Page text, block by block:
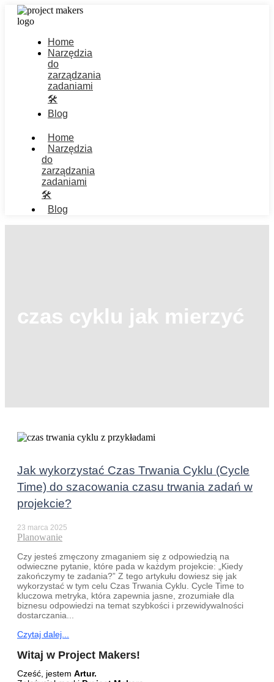
Home
Narzędzia
do
zarządzania
zadaniami
🛠️
Blog
Home
Narzędzia
do
zarządzania
zadaniami
🛠️
Blog
czas cyklu jak mierzyć
Jak wykorzystać Czas Trwania Cyklu (Cycle
Time) do szacowania czasu trwania zadań w
projekcie?
23 marca 2025
Planowanie
Czy jesteś zmęczony zmaganiem się z odpowiedzią na
odwieczne pytanie, które pada w każdym projekcie: „Kiedy
zakończymy te zadania?” Z tego artykułu dowiesz się jak
wykorzystać w tym celu Czas Trwania Cyklu. Cycle Time to
kluczowa metryka, która zapewnia jasne, zrozumiałe dla
biznesu odpowiedzi na temat szybkości i przewidywalności
dostarczania...
Czytaj dalej...
Witaj w Project Makers!
Cześć, jestem Artur.